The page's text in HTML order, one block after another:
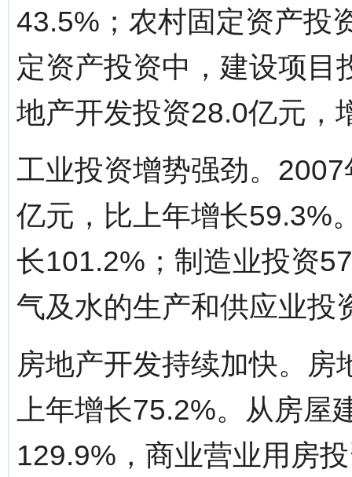
43.5%；农村固定资产投
定资产投资中，建设项
地产开发投资28.0亿元，
工业投资增势强劲。
亿元，比上年增长59.3%
长101.2%；制造业投资
气及水的生产和供应业投
房地产开发持续加快。
上年增长75.2%。从房
129.9%，商业营业用房